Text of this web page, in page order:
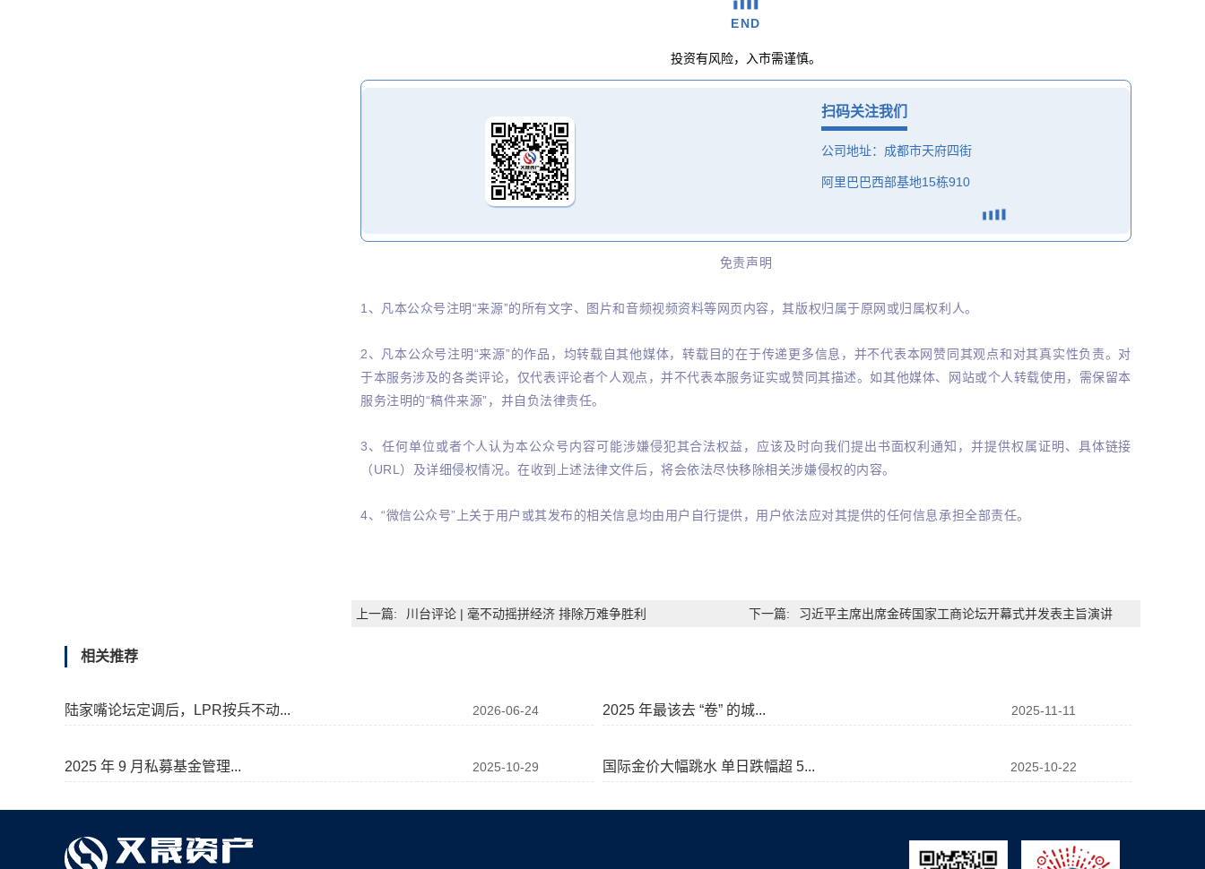
END
投资有风险，入市需谨慎。
扫码关注我们
公司地址：成都市天府四街
阿里巴巴西部基地15栋910
免责声明
1、凡本公众号注明“来源”的所有文字、图片和音频视频资料等网页内容，其版权归属于原网或归属权利人。
2、凡本公众号注明“来源”的作品，均转载自其他媒体，转载目的在于传递更多信息，并不代表本网赞同其观点和对其真实性负责。对
于本服务涉及的各类评论，仅代表评论者个人观点，并不代表本服务证实或赞同其描述。如其他媒体、网站或个人转载使用，需保留本
服务注明的“稿件来源”，并自负法律责任。
3、任何单位或者个人认为本公众号内容可能涉嫌侵犯其合法权益，应该及时向我们提出书面权利通知，并提供权属证明、具体链接
（URL）及详细侵权情况。在收到上述法律文件后，将会依法尽快移除相关涉嫌侵权的内容。
4、“微信公众号”上关于用户或其发布的相关信息均由用户自行提供，用户依法应对其提供的任何信息承担全部责任。
上一篇: 川台评论 | 毫不动摇拼经济 排除万难争胜利 下一篇: 习近平主席出席金砖国家工商论坛开幕式并发表主旨演讲
相关推荐
陆家嘴论坛定调后，LPR按兵不动... 2026-06-24 2025 年最该去 “卷” 的城... 2025-11-11
2025 年 9 月私募基金管理... 2025-10-29 国际金价大幅跳水 单日跌幅超 5... 2025-10-22